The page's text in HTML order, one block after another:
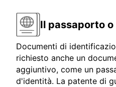
Il passaporto
Documenti di
richiesto anche un
aggiuntivo, come un
d'identità. La patente di